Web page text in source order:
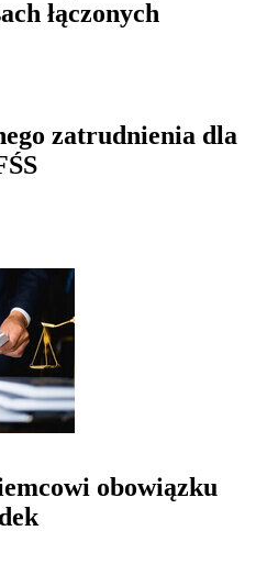
łączonych
zatrudnienia dla
obowiązku